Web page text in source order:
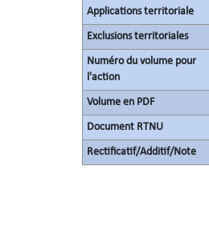
Applications territoriale
Exclusions territoriales
Numéro du volume pour
l'action
Volume en PDF
Document RTNU
Rectificatif/Additif/Note